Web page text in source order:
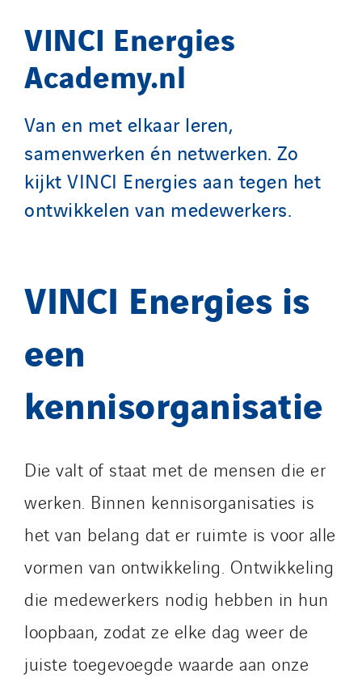
VINCI Energies
Academy.nl
Van en met elkaar leren,
samenwerken én netwerken. Zo
kijkt VINCI Energies aan tegen het
ontwikkelen van medewerkers.
VINCI Energies is
een
kennisorganisatie
Die valt of staat met de mensen die er
werken. Binnen kennisorganisaties is
het van belang dat er ruimte is voor alle
vormen van ontwikkeling. Ontwikkeling
die medewerkers nodig hebben in hun
loopbaan, zodat ze elke dag weer de
juiste toegevoegde waarde aan onze